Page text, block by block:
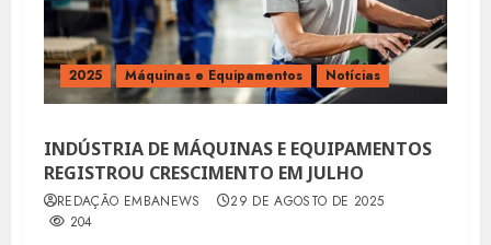
2025 Máquinas e Equipamentos Notícias
INDÚSTRIA DE MÁQUINAS E EQUIPAMENTOS
REGISTROU CRESCIMENTO EM JULHO
REDAÇÃO EMBANEWS
29 DE AGOSTO DE 2025
204